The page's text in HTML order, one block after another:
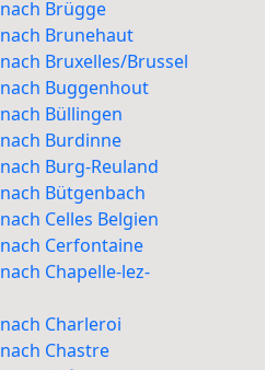
Brügge
Brunehaut
Bruxelles/Brussel
Buggenhout
Büllingen
Burdinne
Burg-Reuland
Bütgenbach
Celles Belgien
Cerfontaine
Chapelle-lez-
Charleroi
Chastre